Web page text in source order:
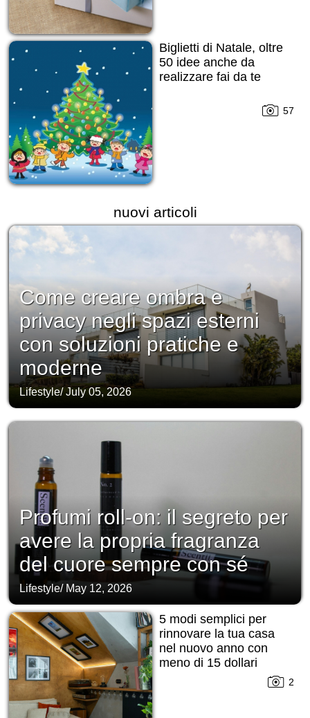
Biglietti di Natale, oltre
50 idee anche da
realizzare fai da te
57
nuovi articoli
Come creare ombra e
privacy negli spazi esterni
con soluzioni pratiche e
moderne
Lifestyle/July 05, 2026
Profumi roll-on: il segreto per
avere la propria fragranza
del cuore sempre con sé
Lifestyle/ May 12, 2026
5 modi semplici per
rinnovare la tua casa
nel nuovo anno con
meno di 15 dollari
2